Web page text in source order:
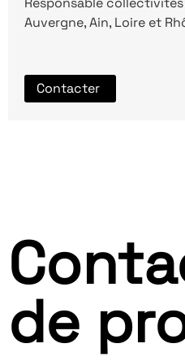
Auvergne, Ain, Loire et
Contacter
de